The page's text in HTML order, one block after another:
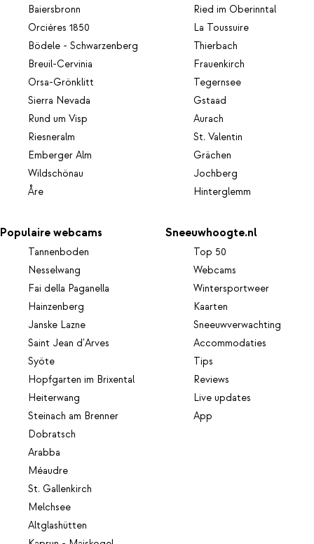
Baiersbronn
Orcières 1850
Bödele - Schwarzenberg
Breuil-Cervinia
Orsa-Grönklitt
Sierra Nevada
Rund um Visp
Riesneralm
Emberger Alm
Wildschönau
Åre
Ried im Oberinntal
La Toussuire
Thierbach
Frauenkirch
Tegernsee
Gstaad
Aurach
St. Valentin
Grächen
Jochberg
Hinterglemm
Populaire webcams
Tannenboden
Nesselwang
Fai della Paganella
Hainzenberg
Janske Lazne
Saint Jean d'Arves
Syöte
Hopfgarten im Brixental
Heiterwang
Steinach am Brenner
Dobratsch
Arabba
Méaudre
St. Gallenkirch
Melchsee
Altglashütten
Sneeuwhoogte.nl
Top 50
Webcams
Wintersportweer
Kaarten
Sneeuwverwachting
Accommodaties
Tips
Reviews
Live updates
App